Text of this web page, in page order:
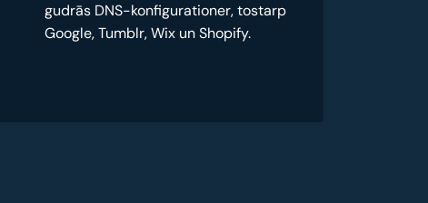
gudrās DNS-konfigurationer, tostarp
Google, Tumblr, Wix un Shopify.